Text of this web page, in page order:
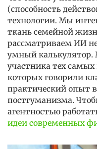
(способность
технологии. Мы
ткань семейной
рассматриваем ИИ
умный
участника тех самых
которых говорили
практический опыт
постгуманизма.
агентностью
идеи современных